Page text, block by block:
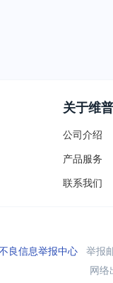
关于维普
公司介绍
产品服务
联系我们
良信息举报中心举报
网